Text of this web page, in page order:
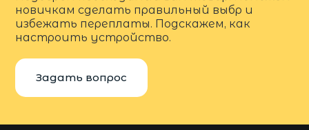
новичкам сделать правильный выбр и
избежать переплаты. Подскажем, как
настроить устройство.
Задать вопрос